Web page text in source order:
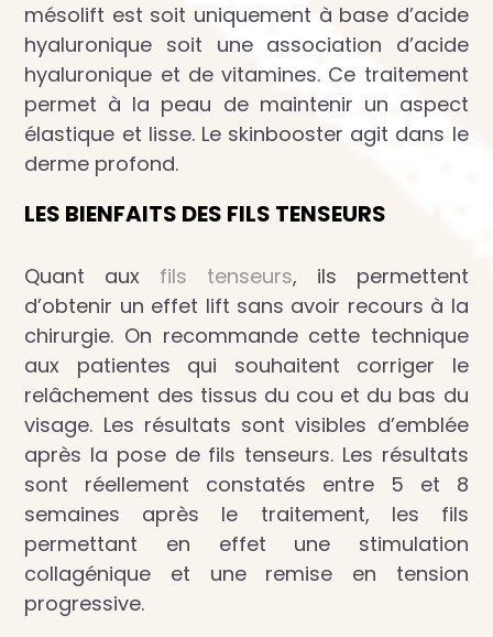
mésolift est soit uniquement à base d’acide
hyaluronique soit une association d’acide
hyaluronique et de vitamines. Ce traitement
permet à la peau de maintenir un aspect
élastique et lisse. Le skinbooster agit dans le
derme profond.
LES BIENFAITS DES FILS TENSEURS
Quant aux fils tenseurs, ils permettent
d’obtenir un effet lift sans avoir recours à la
chirurgie. On recommande cette technique
aux patientes qui souhaitent corriger le
relâchement des tissus du cou et du bas du
visage. Les résultats sont visibles d’emblée
après la pose de fils tenseurs. Les résultats
sont réellement constatés entre 5 et 8
semaines après le traitement, les fils
permettant en effet une stimulation
collagénique et une remise en tension
progressive.